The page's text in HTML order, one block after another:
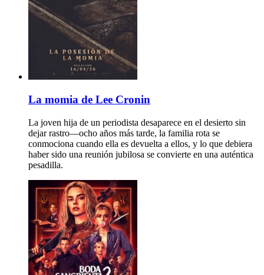
La momia de Lee Cronin
La joven hija de un periodista desaparece en el desierto sin
dejar rastro—ocho años más tarde, la familia rota se
conmociona cuando ella es devuelta a ellos, y lo que debiera
haber sido una reunión jubilosa se convierte en una auténtica
pesadilla.